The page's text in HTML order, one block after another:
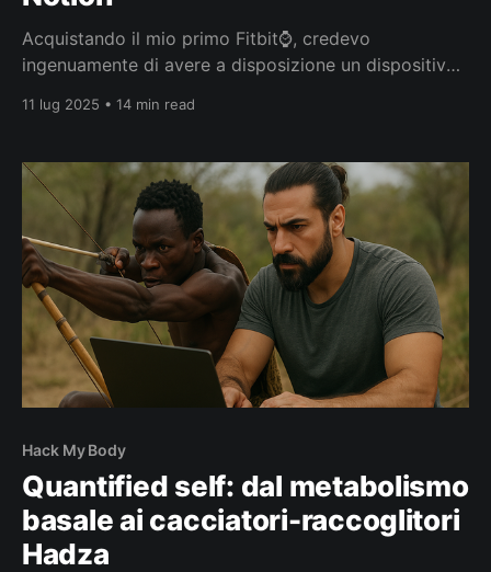
Acquistando il mio primo Fitbit⌚, credevo
ingenuamente di avere a disposizione un dispositivo
conoscermi meglio, a capire con precisione quante
che mostra? 🤔 Questo è stato il punto di partenza
del mio articolo "Quantified Self: l’
11 lug 2025 • 14 min read
Hack My Body
Quantified self: dal metabolismo
basale ai cacciatori-raccoglitori
Hadza